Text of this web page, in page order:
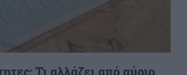
Τι αλλάζει από αύριο